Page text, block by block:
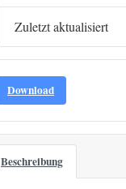
Zuletzt aktualisiert
Download
Beschreibung